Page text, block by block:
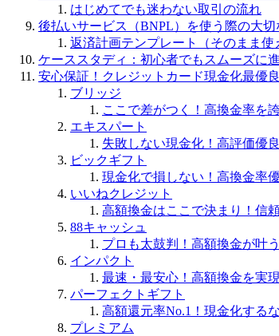
はじめてでも迷わない取引の流れ
後払いサービス（BNPL）を使う際の大切
返済計画テンプレート（そのまま使
ケーススタディ：初心者でもスムーズに
安心保証！クレジットカード現金化最優
ブリッジ
ここで差がつく！高換金率を
エキスパート
失敗しない現金化！高評価優
ビックギフト
現金化で損しない！高換金率
いいねクレジット
高額換金はここで決まり！信
88キャッシュ
プロも太鼓判！高額換金が叶
インパクト
最速・最安心！高額換金を実
パーフェクトギフト
高額還元率No.1！現金化する
プレミアム